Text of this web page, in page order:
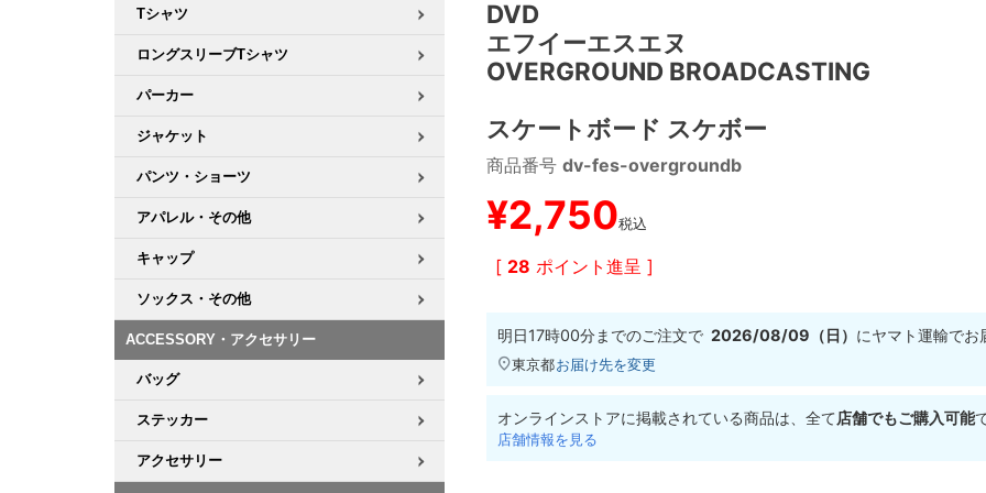
Tシャツ
ロングスリーブTシャツ
パーカー
ジャケット
パンツ・ショーツ
アパレル・その他
キャップ
ソックス・その他
ACCESSORY・アクセサリー
バッグ
ステッカー
アクセサリー
DVD
エフイーエスエヌ
OVERGROUND BROADCASTING
スケートボード スケボー
商品番号 dv-fes-overgroundb
¥2,750税込
[ 28 ポイント進呈 ]
明日17時00分までのご注文で 2026/08/09（日） にヤマト運輸でお
東京都お届け先を変更
オンラインストアに掲載されている商品は、全て店舗でもご購入可能
店舗情報を見る
シェイプデッキ